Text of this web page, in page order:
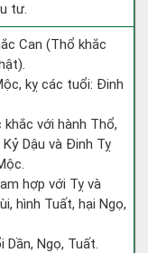
tư.
Can (Thổ khắc
kỵ các tuổi: Đinh
với hành Thổ,
Dậu và Đinh Tỵ
hợp với Tỵ và
hình Tuất, hại Ngọ,
Ngọ, Tuất.